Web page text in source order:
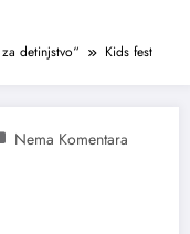
detinjstvo“
Kids fest